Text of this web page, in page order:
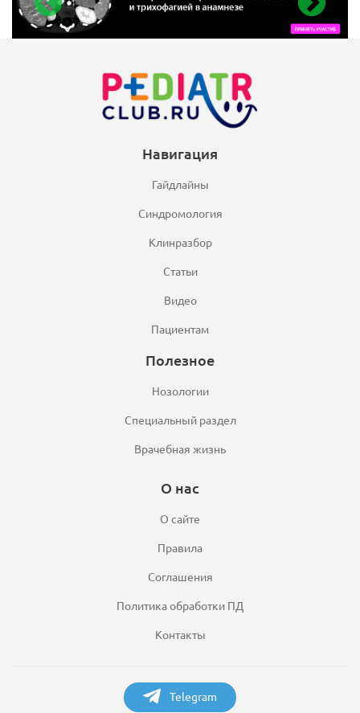
Навигация
Гайдлайны
Синдромология
Клинразбор
Статьи
Видео
Пациентам
Полезное
Нозологии
Специальный раздел
Врачебная жизнь
О нас
О сайте
Правила
Соглашения
Политика обработки ПД
Контакты
Telegram